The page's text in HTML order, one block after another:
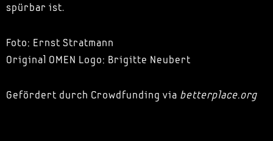
spürbar ist.
Foto: Ernst Stratmann
Original OMEN Logo: Brigitte Neubert
Gefördert durch Crowdfunding via betterplace.org